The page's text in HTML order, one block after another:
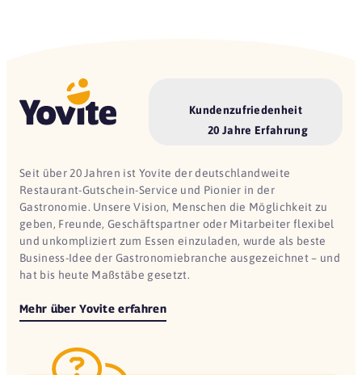
Kundenzufriedenheit
20 Jahre Erfahrung
Seit über 20 Jahren ist Yovite der deutschlandweite
Restaurant-Gutschein-Service und Pionier in der
Gastronomie. Unsere Vision, Menschen die Möglichkeit zu
geben, Freunde, Geschäftspartner oder Mitarbeiter flexibel
und unkompliziert zum Essen einzuladen, wurde als beste
Business-Idee der Gastronomiebranche ausgezeichnet – und
hat bis heute Maßstäbe gesetzt.
Mehr über Yovite erfahren